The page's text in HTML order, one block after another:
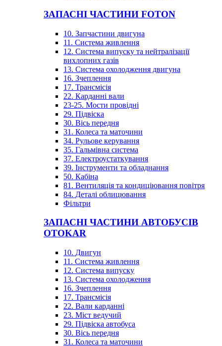
ЗАПАСНІ ЧАСТИНИ FOTON
10. Запчастини двигуна
11. Система живлення
12. Система випуску та нейтралізації
вихлопних газів
13. Система охолодження двигуна
16. Зчеплення
17. Трансмісія
22. Карданні вали
23-25. Мости провідні
29. Підвіска
30. Вісь передня
31. Колеса та маточини
34. Рульове керування
35. Гальмівна система
37. Електроустаткування
39. Інструменти та обладнання
50. Кабіна
81. Вентиляція та кондиціювання повітря
84. Деталі облицювання
Фільтри
ЗАПАСНІ ЧАСТИНИ АВТОБУСІВ
OTOKAR
10. Двигун
11. Система живлення
12. Система випуску
13. Система охолодження
16. Зчеплення
17. Трансмісія
22. Вали карданні
23. Міст ведучий
29. Підвіска автобуса
30. Вісь передня
31. Колеса та маточини